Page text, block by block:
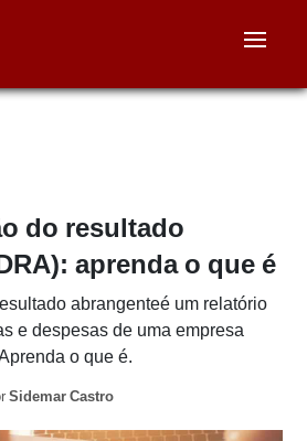
do resultado
aprenda o que é
abrangenteé um relatório
e despesas de uma empresa
o que é.
Sidemar Castro